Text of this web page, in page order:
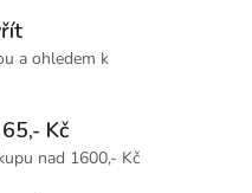
a ohledem k
Kč
nad 1600,- Kč